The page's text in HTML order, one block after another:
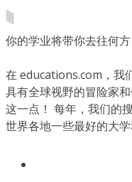
你的学业将带你去往何方
在 educations.com，我
具有全球视野的冒险家
这一点！ 每年，我们的
世界各地一些最好的大学